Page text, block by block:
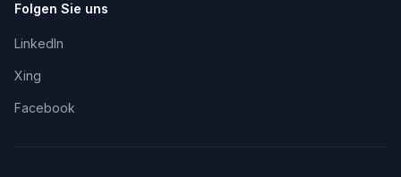
Folgen Sie uns
LinkedIn
Xing
Facebook